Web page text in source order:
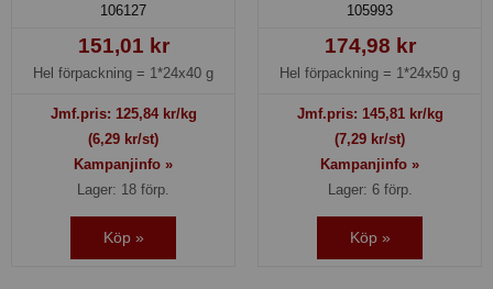
106127
151,01 kr
Hel förpackning = 1*24x40 g
Jmf.pris: 125,84kr/kg
(6,29 kr/st)
Kampanjinfo »
Lager: 18 förp.
Köp »
105993
174,98 kr
Hel förpackning = 1*24x50 g
Jmf.pris: 145,81kr/kg
(7,29 kr/st)
Kampanjinfo »
Lager: 6 förp.
Köp »